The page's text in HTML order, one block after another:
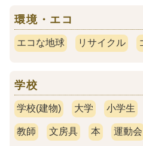
環境・エコ
エコな地球 リサイクル
学校
学校(建物) 大学 小学生
教師 文房具 本 運動会